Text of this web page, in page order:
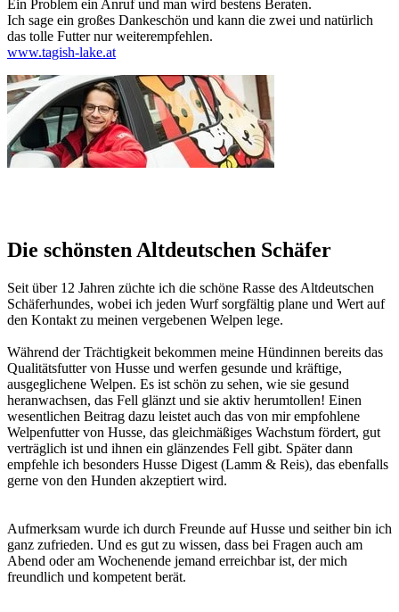
Ein Problem ein Anruf und man wird bestens Beraten.
Ich sage ein großes Dankeschön und kann die zwei und natürlich
das tolle Futter nur weiterempfehlen.
www.tagish-lake.at
Die schönsten Altdeutschen Schäfer
Seit über 12 Jahren züchte ich die schöne Rasse des Altdeutschen
Schäferhundes, wobei ich jeden Wurf sorgfältig plane und Wert auf
den Kontakt zu meinen vergebenen Welpen lege.
Während der Trächtigkeit bekommen meine Hündinnen bereits das
Qualitätsfutter von Husse und werfen gesunde und kräftige,
ausgeglichene Welpen. Es ist schön zu sehen, wie sie gesund
heranwachsen, das Fell glänzt und sie aktiv herumtollen! Einen
wesentlichen Beitrag dazu leistet auch das von mir empfohlene
Welpenfutter von Husse, das gleichmäßiges Wachstum fördert, gut
verträglich ist und ihnen ein glänzendes Fell gibt. Später dann
empfehle ich besonders Husse Digest (Lamm & Reis), das ebenfalls
gerne von den Hunden akzeptiert wird.
Aufmerksam wurde ich durch Freunde auf Husse und seither bin ich
ganz zufrieden. Und es gut zu wissen, dass bei Fragen auch am
Abend oder am Wochenende jemand erreichbar ist, der mich
freundlich und kompetent berät.